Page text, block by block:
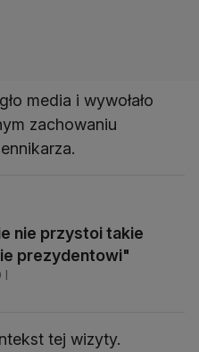
media i wywołało
zachowaniu
nie przystoi takie
prezydentowi"
I
tej wizyty.